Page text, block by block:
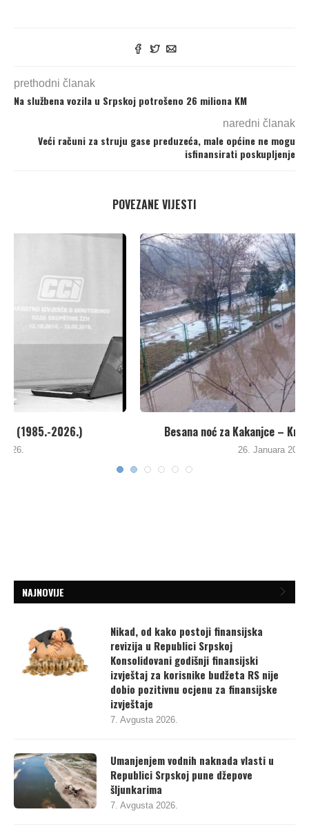
prethodni članak
Na službena vozila u Srpskoj potrošeno 26 miliona KM
naredni članak
Veći računi za struju gase preduzeća, male općine ne mogu
isfinansirati poskupljenje
POVEZANE VIJESTI
Besana noć za Kakanjce – Kritike za Agenciju...
NAJNOVIJE
Nikad, od kako postoji finansijska
revizija u Republici Srpskoj
Konsolidovani godišnji finansijski
izvještaj za korisnike budžeta RS nije
dobio pozitivnu ocjenu za finansijske
izvještaje
7. Avgusta 2026.
Umanjenjem vodnih naknada vlasti u
Republici Srpskoj pune džepove
šljunkarima
7. Avgusta 2026.